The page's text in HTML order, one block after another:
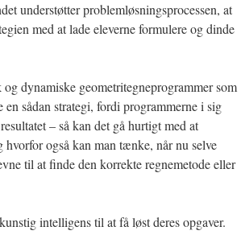
understøtter problemløsningsprocessen, at
med at lade eleverne formulere og dinde
dynamiske geometritegneprogrammer som
sådan strategi, fordi programmerne i sig
– så kan det gå hurtigt med at
hvorfor også kan man tænke, når nu selve
til at finde den korrekte regnemetode eller
intelligens til at få løst deres opgaver.